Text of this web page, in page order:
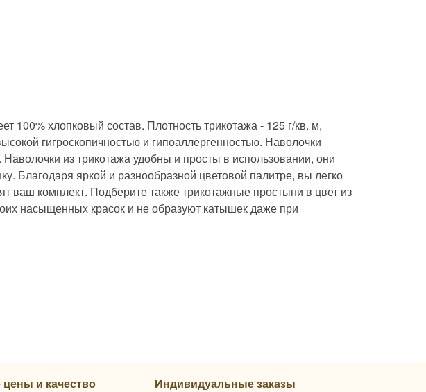
100% хлопковый состав. Плотность трикотажа - 125 г/кв. м,
гигроскопичностью и гипоаллергенностью. Наволочки
из трикотажа удобны и просты в использовании, они
Благодаря яркой и разнообразной цветовой палитре, вы легко
ваш комплект. Подберите также трикотажные простыни в цвет из
насыщенных красок и не образуют катышек даже при
и качество Индивидуальные заказы